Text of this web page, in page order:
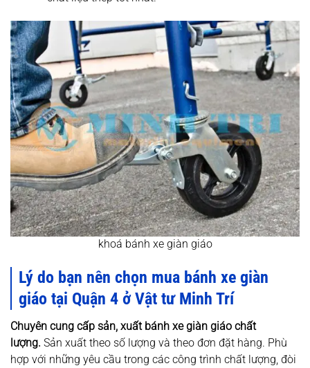
khoá bánh xe giàn giáo
Lý do bạn nên chọn mua bánh xe giàn
giáo tại Quận 4 ở Vật tư Minh Trí
Chuyên cung cấp sản, xuất bánh xe giàn giáo chất
lượng. Sản xuất theo số lượng và theo đơn đặt hàng. Phù
hợp với những yêu cầu trong các công trình chất lượng, đòi